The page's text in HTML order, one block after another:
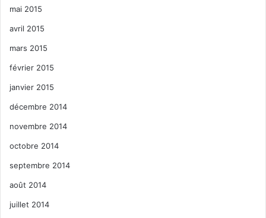
mai 2015
avril 2015
mars 2015
février 2015
janvier 2015
décembre 2014
novembre 2014
octobre 2014
septembre 2014
août 2014
juillet 2014